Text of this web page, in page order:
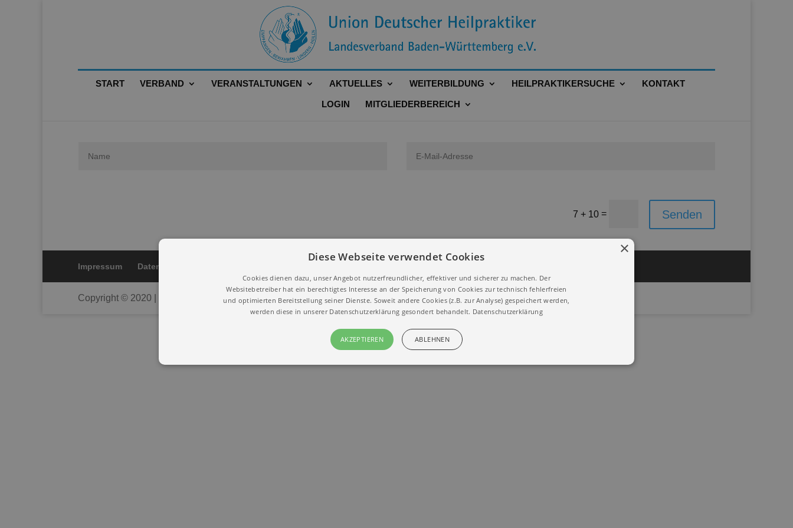
START VERBAND VERANSTALTUNGEN AKTUELLES WEITERBILDUNG HEILPRAKTIKERSUCHE KONTAKT
LOGIN MITGLIEDERBEREICH
7 + 10 = Senden
Impressum Datenschutz
Copyright © 2020 | Union Deutscher Heilpraktiker
Diese Webseite verwendet Cookies
Cookies dienen dazu, unser Angebot nutzerfreundlicher, effektiver und sicherer zu machen. Der
Websitebetreiber hat ein berechtigtes Interesse an der Speicherung von Cookies zur technisch fehlerfreien
und optimierten Bereitstellung seiner Dienste. Soweit andere Cookies (z.B. zur Analyse) gespeichert werden,
werden diese in unserer Datenschutzerklärung gesondert behandelt. Datenschutzerklärung
AKZEPTIEREN ABLEHNEN
×